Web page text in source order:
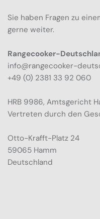
Sie haben Fragen zu
gerne weiter.
Rangecooker-
info@rangecooker-
+49 (0) 2381 33 92 060
HRB 9986, Amtsgericht
Vertreten durch den
Otto-Krafft-Platz 24
59065 Hamm
Deutschland